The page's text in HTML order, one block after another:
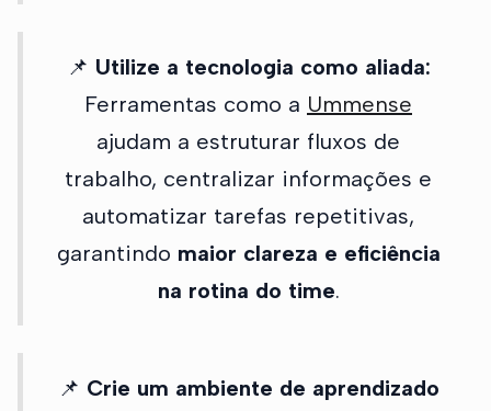
📌 Utilize a tecnologia como aliada:
Ferramentas como a Ummense
ajudam a estruturar fluxos de
trabalho, centralizar informações e
automatizar tarefas repetitivas,
garantindo maior clareza e eficiência
na rotina do time.
📌 Crie um ambiente de aprendizado